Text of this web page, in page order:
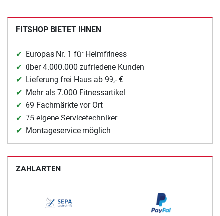
FITSHOP BIETET IHNEN
Europas Nr. 1 für Heimfitness
über 4.000.000 zufriedene Kunden
Lieferung frei Haus ab 99,- €
Mehr als 7.000 Fitnessartikel
69 Fachmärkte vor Ort
75 eigene Servicetechniker
Montageservice möglich
ZAHLARTEN